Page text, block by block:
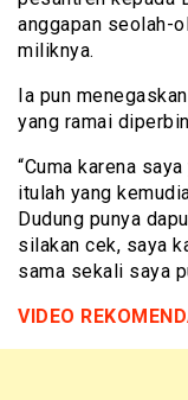
anggapan seolah-
miliknya.
Ia pun
yang ramai
“Cuma karena
itulah yang
Dudung punya
silakan cek, saya
sama sekali saya
VIDEO